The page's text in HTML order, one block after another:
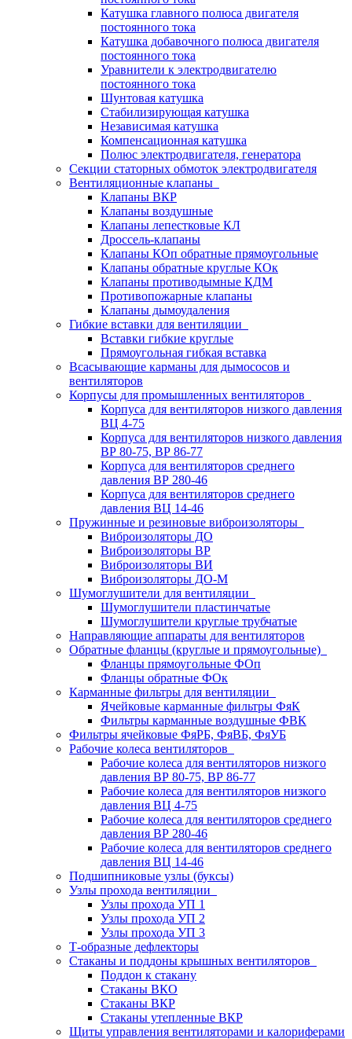
Катушка главного полюса двигателя
постоянного тока
Катушка добавочного полюса двигателя
постоянного тока
Уравнители к электродвигателю
постоянного тока
Шунтовая катушка
Стабилизирующая катушка
Независимая катушка
Компенсационная катушка
Полюс электродвигателя, генератора
Секции статорных обмоток электродвигателя
Вентиляционные клапаны
Клапаны ВКР
Клапаны воздушные
Клапаны лепестковые КЛ
Дроссель-клапаны
Клапаны КОп обратные прямоугольные
Клапаны обратные круглые КОк
Клапаны противодымные КДМ
Противопожарные клапаны
Клапаны дымоудаления
Гибкие вставки для вентиляции
Вставки гибкие круглые
Прямоугольная гибкая вставка
Всасывающие карманы для дымососов и
вентиляторов
Корпусы для промышленных вентиляторов
Корпуса для вентиляторов низкого давления
ВЦ 4-75
Корпуса для вентиляторов низкого давления
ВР 80-75, ВР 86-77
Корпуса для вентиляторов среднего
давления ВР 280-46
Корпуса для вентиляторов среднего
давления ВЦ 14-46
Пружинные и резиновые виброизоляторы
Виброизоляторы ДО
Виброизоляторы ВР
Виброизоляторы ВИ
Виброизоляторы ДО-М
Шумоглушители для вентиляции
Шумоглушители пластинчатые
Шумоглушители круглые трубчатые
Направляющие аппараты для вентиляторов
Обратные фланцы (круглые и прямоугольные)
Фланцы прямоугольные ФОп
Фланцы обратные ФОк
Карманные фильтры для вентиляции
Ячейковые карманные фильтры ФяК
Фильтры карманные воздушные ФВК
Фильтры ячейковые ФяРБ, ФяВБ, ФяУБ
Рабочие колеса вентиляторов
Рабочие колеса для вентиляторов низкого
давления ВР 80-75, ВР 86-77
Рабочие колеса для вентиляторов низкого
давления ВЦ 4-75
Рабочие колеса для вентиляторов среднего
давления ВР 280-46
Рабочие колеса для вентиляторов среднего
давления ВЦ 14-46
Подшипниковые узлы (буксы)
Узлы прохода вентиляции
Узлы прохода УП 1
Узлы прохода УП 2
Узлы прохода УП 3
Т-образные дефлекторы
Стаканы и поддоны крышных вентиляторов
Поддон к стакану
Стаканы ВКО
Стаканы ВКР
Стаканы утепленные ВКР
Щиты управления вентиляторами и калориферами